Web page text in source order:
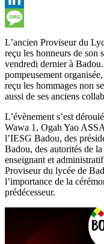
LinkedIn
Message
L’ancien Proviseur du
reçu les honneurs de
vendredi dernier à
pompeusement
reçu les hommages non
aussi de ses anciens
L’évènement s’est
Wawa 1, Ogah Yao
l’IESG Badou, des
Badou, des autorités de
enseignant et
Proviseur du lycée de
l’importance de la
prédécesseur.